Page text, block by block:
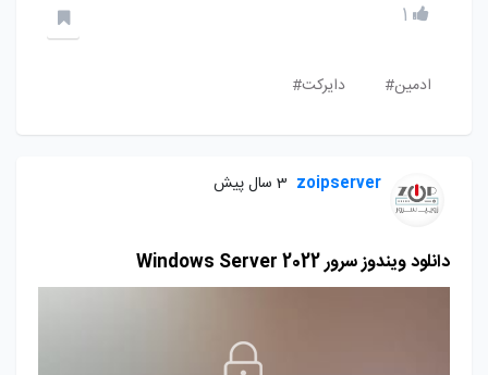
1
ادمین# دایرکت#
zoipserver 3 سال پیش
دانلود ویندوز سرور Windows Server 2022